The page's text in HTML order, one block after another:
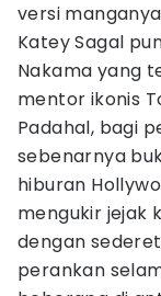
versi
Katey Sagal
Nakama yang
mentor ikonis
Padahal, bagi
sebenarnya
hiburan
mengukir jejak
dengan
perankan